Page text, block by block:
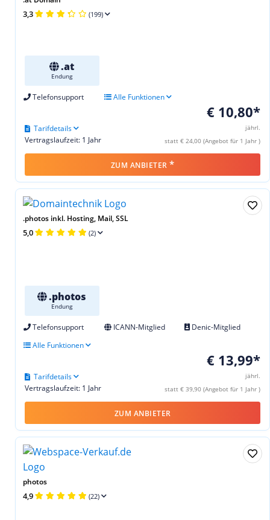
3,3 (199)
.at
Endung
Telefonsupport Alle Funktionen
€ 10,80*
jährl.
statt € 24,00 (Angebot für 1 Jahr )
Vertragslaufzeit: 1 Jahr
Tarifdetails
ZUM ANBIETER *
.photos inkl. Hosting, Mail, SSL
5,0 (2)
.photos
Endung
Telefonsupport ICANN-Mitglied
Denic-Mitglied
Alle Funktionen
€ 13,99*
jährl.
statt € 39,90 (Angebot für 1 Jahr )
Vertragslaufzeit: 1 Jahr
Tarifdetails
ZUM ANBIETER
photos
4,9 (22)